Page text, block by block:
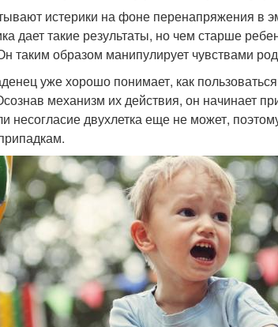
истерики на фоне перенапряжения в
дает такие результаты, но чем старше
таким образом манипулирует чувствами
уже хорошо понимает, как
механизм их действия, он начинает
несогласие двухлетка еще не может,